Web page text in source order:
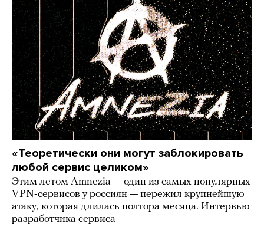
«Теоретически они могут заблокировать
любой сервис целиком»
Этим летом Amnezia — один из самых популярных
VPN-сервисов у россиян — пережил крупнейшую
атаку, которая длилась полтора месяца. Интервью
разработчика сервиса